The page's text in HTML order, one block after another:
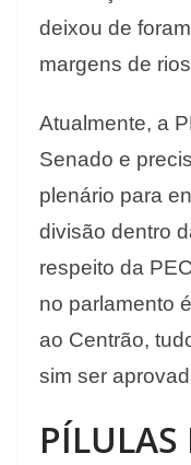
deixou de
margens de
Atualmente, a
Senado e
plenário para
divisão dentro
respeito da
no parlamento
ao Centrão,
sim ser
PÍLULAS